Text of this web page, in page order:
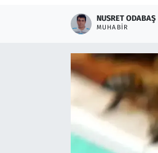
NUSRET ODABAŞ
MUHABIR
Teknoloji ve Bilim
Televizyon